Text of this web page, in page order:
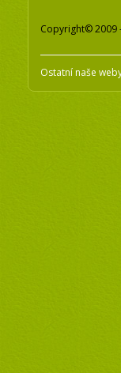
Copyright© 2009
Ostatní naše